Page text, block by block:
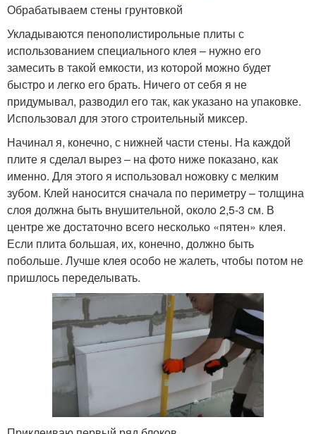
Обрабатываем стены грунтовкой
Укладываются пенополистирольные плиты с
использованием специального клея – нужно его
замесить в такой емкости, из которой можно будет
быстро и легко его брать. Ничего от себя я не
придумывал, разводил его так, как указано на упаковке.
Использовал для этого строительный миксер.
Начинал я, конечно, с нижней части стены. На каждой
плите я сделал вырез – на фото ниже показано, как
именно. Для этого я использовал ножовку с мелким
зубом. Клей наносится сначала по периметру – толщина
слоя должна быть внушительной, около 2,5-3 см. В
центре же достаточно всего несколько «пятен» клея.
Если плита большая, их, конечно, должно быть
побольше. Лучше клея особо не жалеть, чтобы потом не
пришлось переделывать.